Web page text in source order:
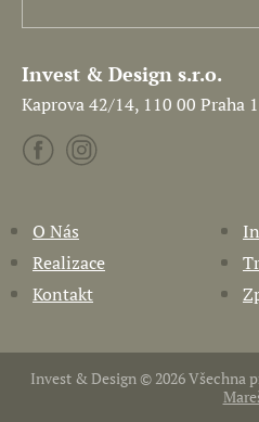
Invest & Design s.r.o.
Kaprova 42/14, 110 00 Praha 1
O Nás
Realizace
Kontakt
Invest & Design © 2026 Všechna